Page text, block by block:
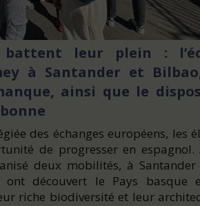
leur plein :
à Santander et
ainsi que le
des échanges européens, les
de progresser en espagnol.
deux mobilités, à
ont découvert le Pays basque
riche biodiversité et leur